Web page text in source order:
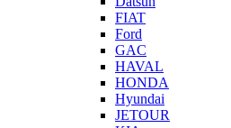
FIAT
Ford
GAC
HAVAL
HONDA
Hyundai
JETOUR